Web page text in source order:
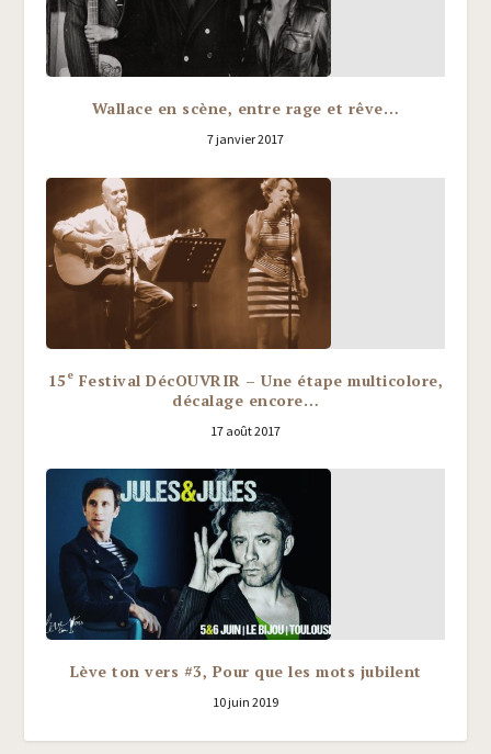
Wallace en scène, entre rage et rêve…
7 janvier 2017
15e Festival DécOUVRIR – Une étape multicolore,
décalage encore…
17 août 2017
Lève ton vers #3, Pour que les mots jubilent
10 juin 2019